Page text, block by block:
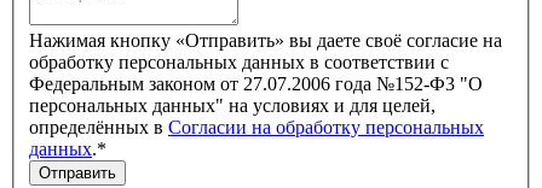
Нажимая кнопку «Отправить» вы даете своё согласие на
обработку персональных данных в соответствии с
Федеральным законом от 27.07.2006 года №152-Ф3 "О
персональных данных" на условиях и для целей,
определённых в Согласии на обработку персональных
данных.*
Отправить